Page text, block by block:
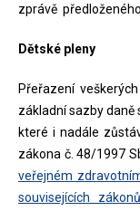
zprávě
Dětské pleny
Přeřazení
základní sazby daně
které i nadále
zákona č. 48/1997
veřejném
souvisejících